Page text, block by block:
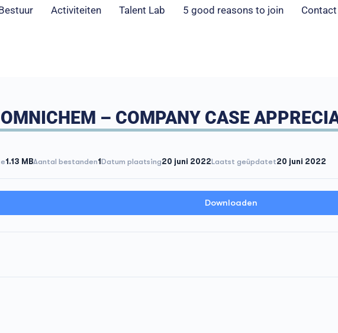
Activiteiten Talent Lab 5 good reasons to join Contact
– COMPANY CASE
1.13 MBAantal bestanden1Datum plaatsing20 juni 2022Laatst geüpdatet20 juni 2022
Downloaden